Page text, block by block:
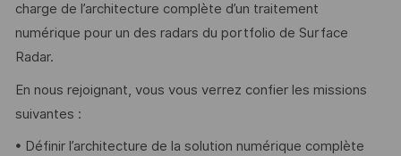
charge de l’architecture complète d’un traitement
numérique pour un des radars du portfolio de Surface
Radar.
En nous rejoignant, vous vous verrez confier les missions
suivantes :
• Définir l’architecture de la solution numérique complète